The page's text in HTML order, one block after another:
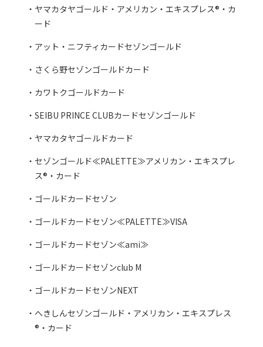
ヤマカタヤゴールド・アメリカン・エキスプレス®・カ
ード
アット・ニフティカードセゾンゴールド
さくら野セゾンゴールドカード
カワトクゴールドカード
SEIBU PRINCE CLUBカードセゾンゴールド
ヤマカタヤゴールドカード
セゾンゴールド≪PALETTE≫アメリカン・エキスプレ
ス®・カード
ゴールドカードセゾン
ゴールドカードセゾン≪PALETTE≫VISA
ゴールドカードセゾン≪ami≫
ゴールドカードセゾンclub M
ゴールドカードセゾンNEXT
へきしんセゾンゴールド・アメリカン・エキスプレス
®・カード